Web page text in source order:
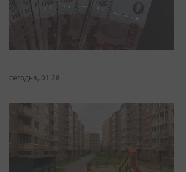
сегодня, 01:28